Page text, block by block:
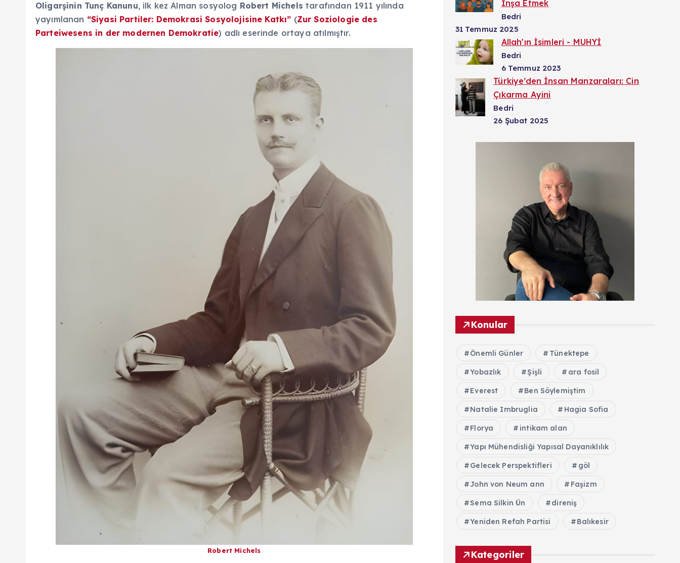
Oligarşinin Tunç Kanunu, ilk kez Alman sosyolog Robert Michels tarafından 1911 yılında
yayımlanan “Siyasi Partiler: Demokrasi Sosyolojisine Katkı” (Zur Soziologie des
Parteiwesens in der modernen Demokratie) adlı eserinde ortaya atılmıştır.
Robert Michels
İnşa Etmek
Bedri
31 Temmuz 2025
Allah'ın İsimleri - MUHYİ
Bedri
6 Temmuz 2023
Türkiye’den İnsan Manzaraları: Cin
Çıkarma Ayini
Bedri
26 Şubat 2025
Konular
Önemli Günler Tünektepe
Yobazlık Şişli ara fosil
Everest Ben Söylemiştim
Natalie Imbruglia Hagia Sofia
Florya intikam alan
Yapı Mühendisliği Yapısal Dayanıklılık
Gelecek Perspektifleri göl
John von Neum ann Faşizm
Sema Silkin Ün direniş
Yeniden Refah Partisi Balıkesir
Kategoriler